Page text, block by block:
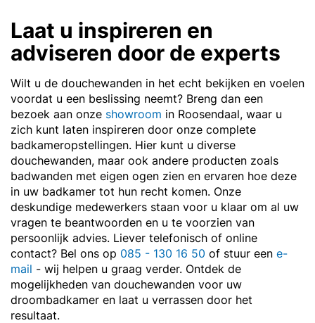
Laat u inspireren en
adviseren door de experts
Wilt u de douchewanden in het echt bekijken en voelen
voordat u een beslissing neemt? Breng dan een
bezoek aan onze showroom in Roosendaal, waar u
zich kunt laten inspireren door onze complete
badkameropstellingen. Hier kunt u diverse
douchewanden, maar ook andere producten zoals
badwanden met eigen ogen zien en ervaren hoe deze
in uw badkamer tot hun recht komen. Onze
deskundige medewerkers staan voor u klaar om al uw
vragen te beantwoorden en u te voorzien van
persoonlijk advies. Liever telefonisch of online
contact? Bel ons op 085 - 130 16 50 of stuur een e-
mail - wij helpen u graag verder. Ontdek de
mogelijkheden van douchewanden voor uw
droombadkamer en laat u verrassen door het
resultaat.